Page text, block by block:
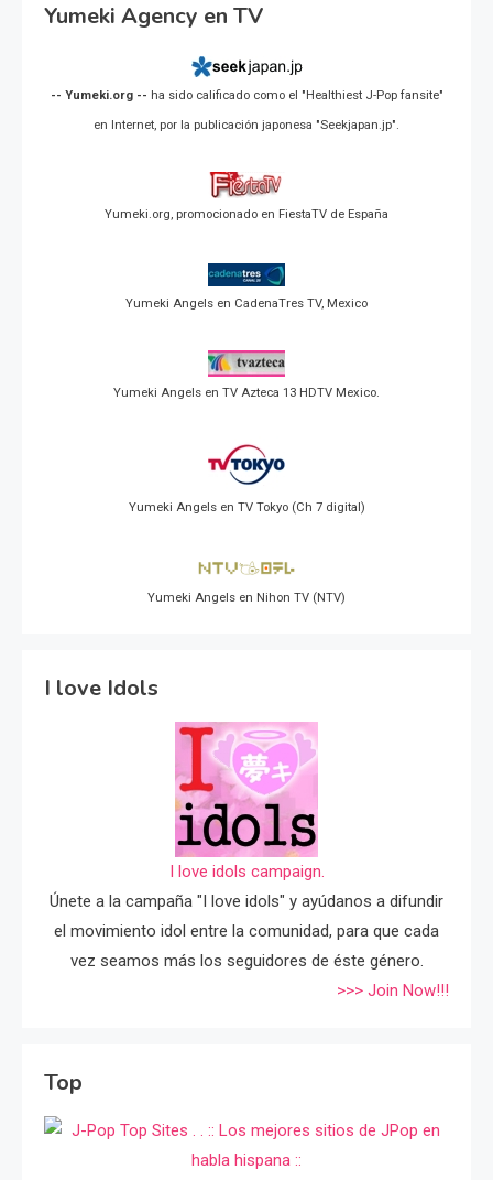
Yumeki Agency en TV
-- Yumeki.org -- ha sido calificado como el "Healthiest J-Pop fansite"
en Internet, por la publicación japonesa "Seekjapan.jp".
Yumeki.org, promocionado en FiestaTV de España
Yumeki Angels en CadenaTres TV, Mexico
Yumeki Angels en TV Azteca 13 HDTV Mexico.
Yumeki Angels en TV Tokyo (Ch 7 digital)
Yumeki Angels en Nihon TV (NTV)
I love Idols
I love idols campaign.
Únete a la campaña "I love idols" y ayúdanos a difundir
el movimiento idol entre la comunidad, para que cada
vez seamos más los seguidores de éste género.
>>> Join Now!!!
Top